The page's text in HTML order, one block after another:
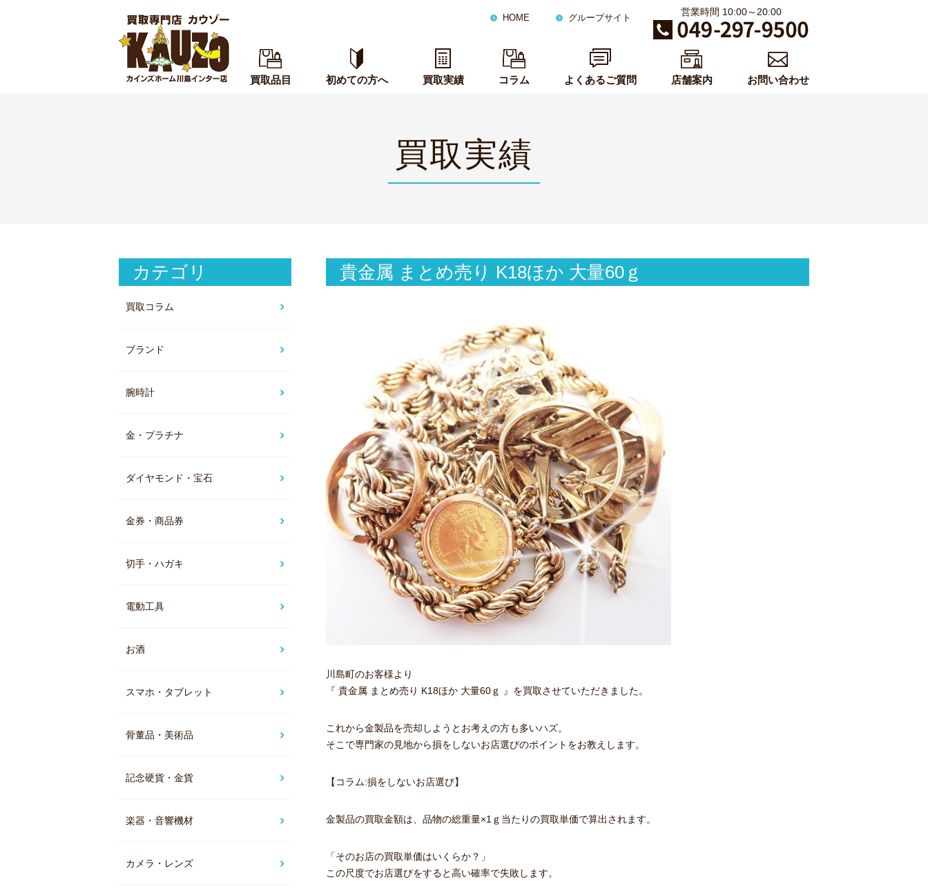
営業時間 10:00～20:00
HOME グループサイト
買取品目 初めての方へ 買取実績 コラム よくあるご質問 店舗案内 お問い合わせ
買取実績
貴金属 まとめ売り K18ほか 大量60ｇ
川島町のお客様より
『 貴金属 まとめ売り K18ほか 大量60ｇ 』を買取させていただきました。
これから金製品を売却しようとお考えの方も多いハズ。
そこで専門家の見地から損をしないお店選びのポイントをお教えします。
【コラム:損をしないお店選び】
金製品の買取金額は、品物の総重量×1ｇ当たりの買取単価で算出されます。
「そのお店の買取単価はいくらか？」
この尺度でお店選びをすると高い確率で失敗します。
カテゴリ
買取コラム
ブランド
腕時計
金・プラチナ
ダイヤモンド・宝石
金券・商品券
切手・ハガキ
電動工具
お酒
スマホ・タブレット
骨董品・美術品
記念硬貨・金貨
楽器・音響機材
カメラ・レンズ